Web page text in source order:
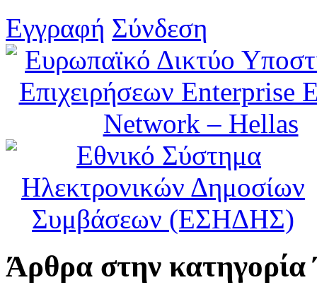
Εγγραφή Σύνδεση
Άρθρα στην κατηγορία